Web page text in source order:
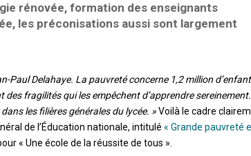
rénovée, formation des enseignants
les préconisations aussi sont largement
Paul Delahaye. La pauvreté concerne 1,2 million
fragilités qui les empêchent d’apprendre sereinement.
les filières générales du lycée. »Voilà le cadre
de l’Éducation nationale, intitulé « Grande pauvreté
« Une école de la réussite de tous ».